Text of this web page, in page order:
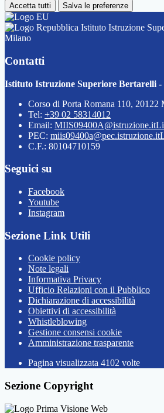
Accetta tutti Salva le preferenze
Istituto Istruzione
Milano
Contatti
Istituto Istruzione Superiore Bertarelli
Corso di Porta Romana 110, 20122
Tel: +39 02 58314012
Email: MIIS09400A@istruzione.it
PEC: miis09400a@pec.istruzione.it
C.F.: 80104710159
Seguici su
Facebook
Youtube
Instagram
Sezione Link Utili
Cookie policy
Note legali
Informativa Privacy
Ufficio Relazioni con il Pubblico
Dichiarazione di accessibilità
Obiettivi di accessibilità
Whistleblowing
Gestione consensi cookie
Amministrazione trasparente
Pagina visualizzata 4102 volte
Sezione Copyright